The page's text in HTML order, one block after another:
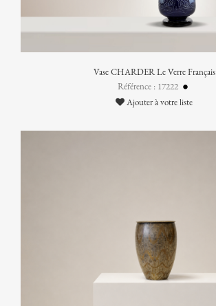
Vase CHARDER Le Verre Français
Référence : 17222
Ajouter à votre liste